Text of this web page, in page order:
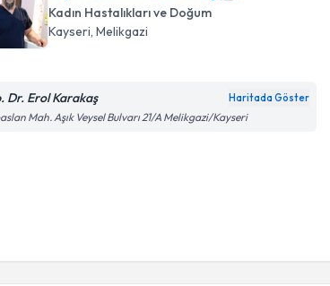
Kadın Hastalıkları ve Doğum
Kayseri, Melikgazi
Dr. Erol Karakaş Haritada Göster
Mah. Aşık Veysel Bulvarı 21/A Melikgazi/Kayseri